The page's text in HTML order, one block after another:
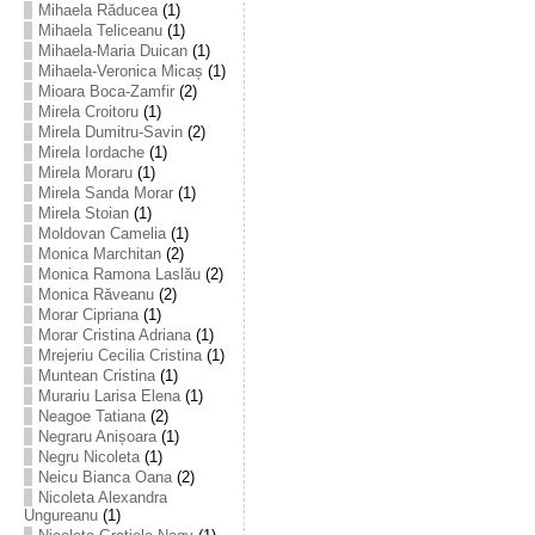
Mihaela Răducea(1)
Mihaela Teliceanu(1)
Mihaela-Maria Duican(1)
Mihaela-Veronica Micaș (1)
Mioara Boca-Zamfir(2)
Mirela Croitoru(1)
Mirela Dumitru-Savin(2)
Mirela Iordache(1)
Mirela Moraru(1)
Mirela Sanda Morar(1)
Mirela Stoian(1)
Moldovan Camelia(1)
Monica Marchitan(2)
Monica Ramona Laslău(2)
Monica Răveanu(2)
Morar Cipriana(1)
Morar Cristina Adriana(1)
Mrejeriu Cecilia Cristina(1)
Muntean Cristina(1)
Murariu Larisa Elena(1)
Neagoe Tatiana(2)
Negraru Anișoara(1)
Negru Nicoleta(1)
Neicu Bianca Oana(2)
Nicoleta Alexandra
Ungureanu(1)